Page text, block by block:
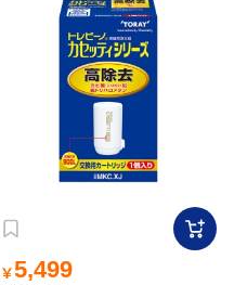
￥5,499